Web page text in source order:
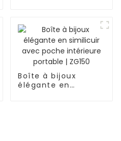
Boîte à bijoux
élégante en